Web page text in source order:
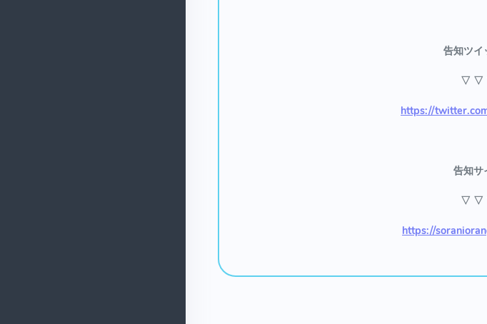
告知ツイ
▽ ▽
https://
告知サ
▽ ▽
https://